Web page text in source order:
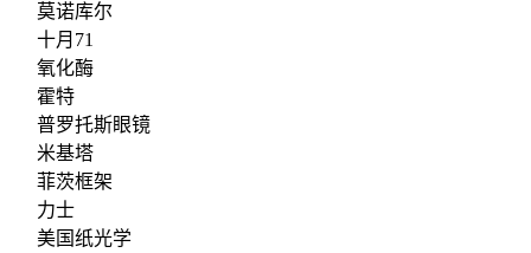
莫诺库尔
十月71
氧化酶
霍特
普罗托斯眼镜
米基塔
菲茨框架
力士
美国纸光学